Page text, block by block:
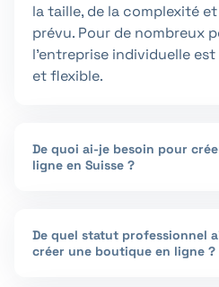
la taille, de la complexité
prévu. Pour de nombreux
l’entreprise individuelle
et flexible.
De quoi ai-je besoin pour
ligne en Suisse ?
De quel statut professionnel
créer une boutique en ligne ?